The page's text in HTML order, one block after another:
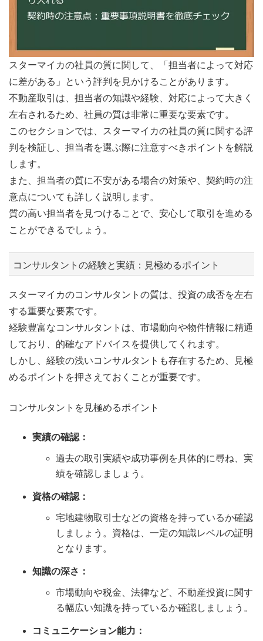
スターマイカの社員の質に関して、「担当者によって対応
に差がある」という評判を見かけることがあります。
不動産取引は、担当者の知識や経験、対応によって大きく
左右されるため、社員の質は非常に重要な要素です。
このセクションでは、スターマイカの社員の質に関する評
判を検証し、担当者を選ぶ際に注意すべきポイントを解説
します。
また、担当者の質に不安がある場合の対策や、契約時の注
意点についても詳しく説明します。
質の高い担当者を見つけることで、安心して取引を進める
ことができるでしょう。
コンサルタントの経験と実績：見極めるポイント
スターマイカのコンサルタントの質は、投資の成否を左右
する重要な要素です。
経験豊富なコンサルタントは、市場動向や物件情報に精通
しており、的確なアドバイスを提供してくれます。
しかし、経験の浅いコンサルタントも存在するため、見極
めるポイントを押さえておくことが重要です。
コンサルタントを見極めるポイント
実績の確認：
過去の取引実績や成功事例を具体的に尋ね、実
績を確認しましょう。
資格の確認：
宅地建物取引士などの資格を持っているか確認
しましょう。資格は、一定の知識レベルの証明
となります。
知識の深さ：
市場動向や税金、法律など、不動産投資に関す
る幅広い知識を持っているか確認しましょう。
コミュニケーション能力：